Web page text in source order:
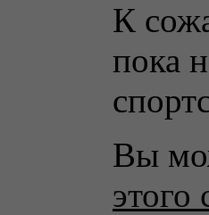
К
пока
Вы
этого